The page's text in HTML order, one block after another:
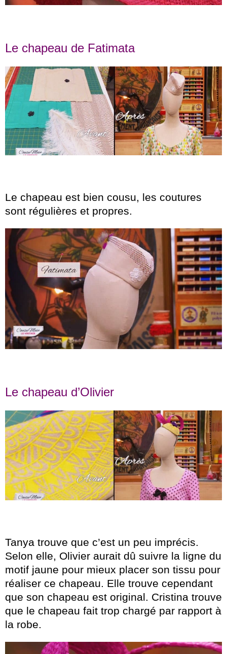
Le chapeau de Fatimata
Le chapeau est bien cousu, les coutures
sont régulières et propres.
Le chapeau d’Olivier
Tanya trouve que c’est un peu imprécis.
Selon elle, Olivier aurait dû suivre la ligne du
motif jaune pour mieux placer son tissu pour
réaliser ce chapeau. Elle trouve cependant
que son chapeau est original. Cristina trouve
que le chapeau fait trop chargé par rapport à
la robe.